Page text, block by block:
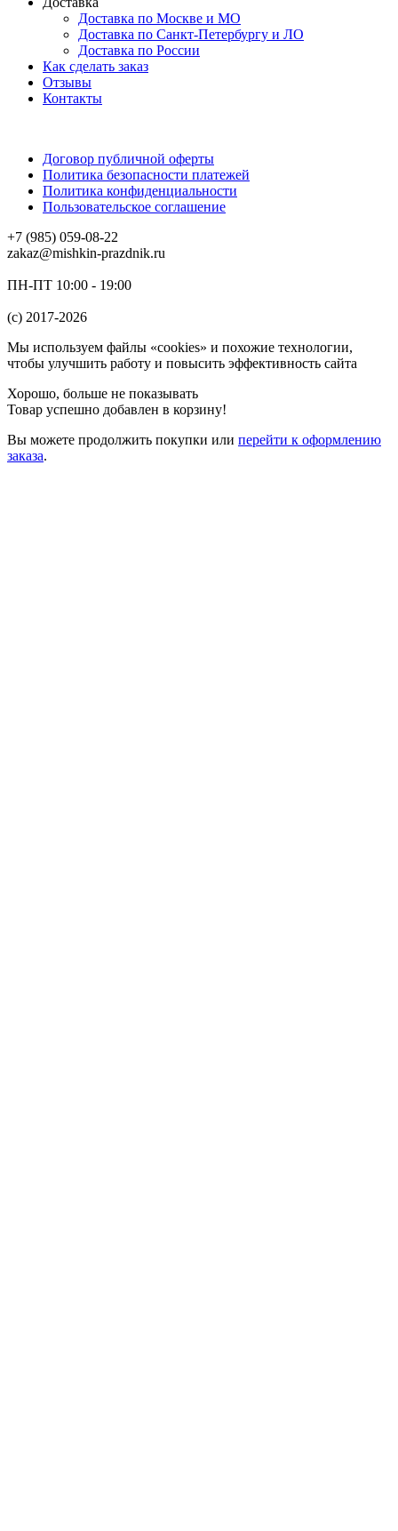
Доставка по Москве и МО
Доставка по Санкт-Петербургу и ЛО
Доставка по России
Как сделать заказ
Отзывы
Контакты
Договор публичной оферты
Политика безопасности платежей
Политика конфиденциальности
Пользовательское соглашение
+7 (985) 059-08-22
zakaz@mishkin-prazdnik.ru
ПН-ПТ 10:00 - 19:00
(c) 2017-2026
Мы используем файлы «cookies» и похожие технологии,
чтобы улучшить работу и повысить эффективность сайта
Хорошо, больше не показывать
Товар успешно добавлен в корзину!
Вы можете продолжить покупки или перейти к оформлению
заказа.